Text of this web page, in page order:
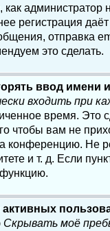
как
регистрация
отправка
это сделать.
ввод имени
входить при
время. Это
чтобы вам не
конференцию. Не
и т. д. Если
функцию.
Скрывать моё